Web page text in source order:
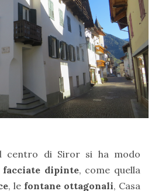
centro di Siror si ha modo
facciate dipinte, come quella
, le fontane ottagonali, Casa